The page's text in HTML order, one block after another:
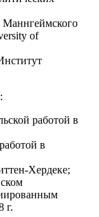
Маннгеймского
of
работой в
в
Хердеке;
г.